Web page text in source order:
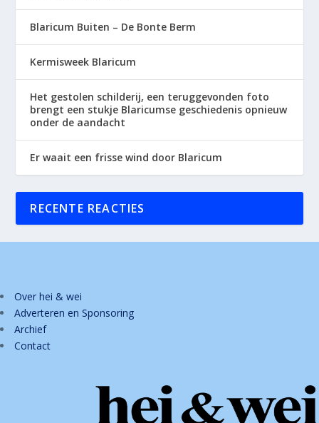
Blaricum Buiten – De Bonte Berm
Kermisweek Blaricum
Het gestolen schilderij, een teruggevonden foto
brengt een stukje Blaricumse geschiedenis opnieuw
onder de aandacht
Er waait een frisse wind door Blaricum
RECENTE REACTIES
Over hei & wei
Adverteren en Sponsoring
Archief
Contact